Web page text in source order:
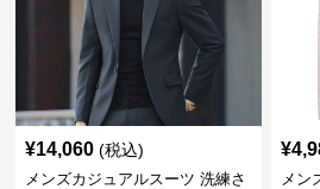
¥14,060 (税込)
メンズカジュアルスーツ 洗練さ
¥
メン